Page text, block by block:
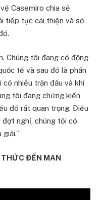
Casemiro chia sẻ
tiếp tục cải thiện và sở
Chúng tôi đang có động
tế và sau đó là phần
có nhiều trận đấu và khi
tôi đang chứng kiến
đó rất quan trọng. Điều
đợt nghỉ, chúng tôi có
THỨC ĐẾN MAN